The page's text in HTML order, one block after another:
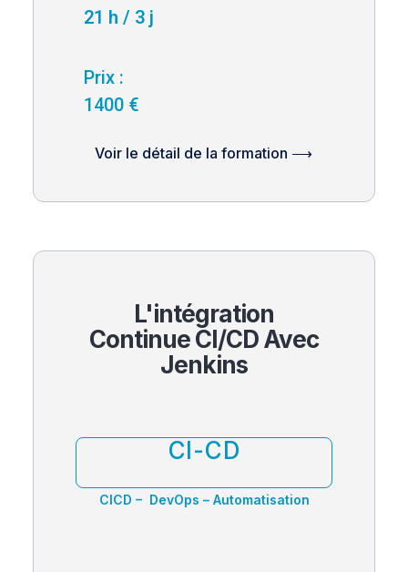
21 h / 3 j
Prix :
1400 €
Voir le détail de la formation ⟶
L'intégration
Continue CI/CD Avec
Jenkins
CI-CD
CICD – DevOps – Automatisation